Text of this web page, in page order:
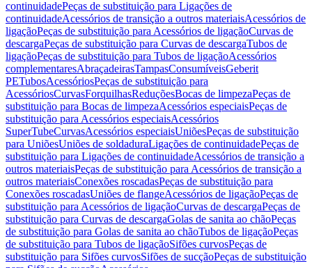
continuidadePeças de substituição para Ligações de
continuidadeAcessórios de transição a outros materiaisAcessórios de
ligaçãoPeças de substituição para Acessórios de ligaçãoCurvas de
descargaPeças de substituição para Curvas de descargaTubos de
ligaçãoPeças de substituição para Tubos de ligaçãoAcessórios
complementaresAbraçadeirasTampasConsumíveisGeberit
PETubosAcessóriosPeças de substituição para
AcessóriosCurvasForquilhasReduçõesBocas de limpezaPeças de
substituição para Bocas de limpezaAcessórios especiaisPeças de
substituição para Acessórios especiaisAcessórios
SuperTubeCurvasAcessórios especiaisUniõesPeças de substituição
para UniõesUniões de soldaduraLigações de continuidadePeças de
substituição para Ligações de continuidadeAcessórios de transição a
outros materiaisPeças de substituição para Acessórios de transição a
outros materiaisConexões roscadasPeças de substituição para
Conexões roscadasUniões de flangeAcessórios de ligaçãoPeças de
substituição para Acessórios de ligaçãoCurvas de descargaPeças de
substituição para Curvas de descargaGolas de sanita ao chãoPeças
de substituição para Golas de sanita ao chãoTubos de ligaçãoPeças
de substituição para Tubos de ligaçãoSifões curvosPeças de
substituição para Sifões curvosSifões de sucçãoPeças de substituição